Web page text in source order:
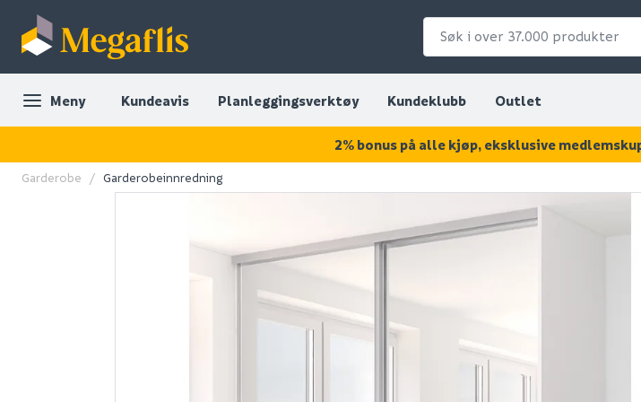
Meny Kundeavis Planleggingsverktøy Kundeklubb Outlet
KAN DISSE VÆRE AV
Garderobe Garderobeinnredning
2% bonus på alle kjøp, eksklusive